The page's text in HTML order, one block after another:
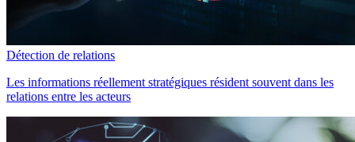
Détection de relations
Les informations réellement stratégiques résident souvent dans les
relations entre les acteurs